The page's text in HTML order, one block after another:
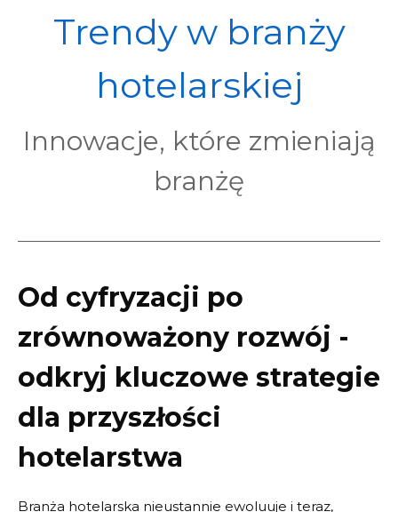
Trendy w branży
hotelarskiej
Innowacje, które zmieniają
branżę
Od cyfryzacji po
zrównoważony rozwój -
odkryj kluczowe strategie
dla przyszłości
hotelarstwa
Branża hotelarska nieustannie ewoluuje i teraz,